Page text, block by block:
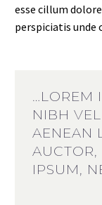
esse cillum
perspiciatis
…LOREM
NIBH
AENEAN
AUCTOR,
IPSUM,